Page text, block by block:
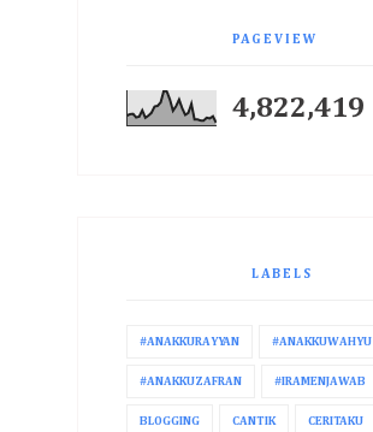
PAGEVIEW
4,822,419
LABELS
#ANAKKURAYYAN #ANAKKUWAHYU
#ANAKKUZAFRAN #IRAMENJAWAB
BLOGGING CANTIK CERITAKU